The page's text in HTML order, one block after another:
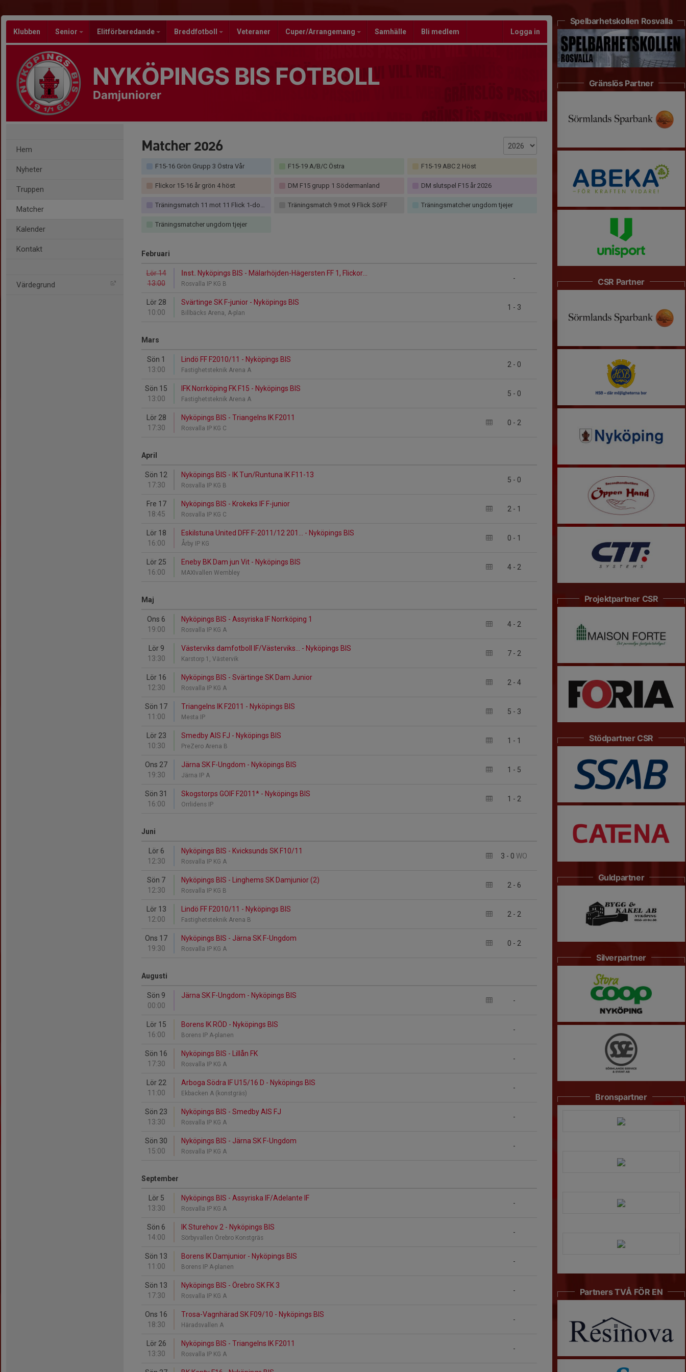
Klubben Senior Elitförberedande Breddfotboll Veteraner Cuper/Arrangemang Samhälle Bli medlem Logga in
NYKÖPINGS BIS FOTBOLL
Damjuniorer
Hem
Nyheter
Truppen
Matcher
Kalender
Kontakt
Värdegrund
Matcher 2026
F15-16 Grön Grupp 3 Östra Vår F15-19 A/B/C Östra F15-19 ABC 2 Höst
Flickor 15-16 år grön 4 höst DM F15 grupp 1 Södermanland DM slutspel F15 år 2026
Träningsmatch 11 mot 11 Flick 1-domare SöFF Träningsmatch 9 mot 9 Flick SöFF Träningsmatcher ungdom tjejer
Träningsmatcher ungdom tjejer
Februari
Lör 14
13:00
-
Inst. Nyköpings BIS - Mälarhöjden-Hägersten FF 1, Flickor...
Rosvalla IP KG B
Lör 28
10:00
1 - 3
Svärtinge SK F-junior - Nyköpings BIS
Billbäcks Arena, A-plan
Mars
Sön 1
13:00
2 - 0
Lindö FF F2010/11 - Nyköpings BIS
Fastighetsteknik Arena A
Sön 15
13:00
5 - 0
IFK Norrköping FK F15 - Nyköpings BIS
Fastighetsteknik Arena A
Lör 28
17:30
0 - 2
Nyköpings BIS - Triangelns IK F2011
Rosvalla IP KG C
April
Sön 12
17:30
5 - 0
Nyköpings BIS - IK Tun/Runtuna IK F11-13
Rosvalla IP KG B
Fre 17
18:45
2 - 1
Nyköpings BIS - Krokeks IF F-junior
Rosvalla IP KG C
Lör 18
16:00
0 - 1
Eskilstuna United DFF F-2011/12 201... - Nyköpings BIS
Årby IP KG
Lör 25
16:00
4 - 2
Eneby BK Dam jun Vit - Nyköpings BIS
MAXIvallen Wembley
Maj
Ons 6
19:00
4 - 2
Nyköpings BIS - Assyriska IF Norrköping 1
Rosvalla IP KG A
Lör 9
13:30
7 - 2
Västerviks damfotboll IF/Västerviks... - Nyköpings BIS
Karstorp 1, Västervik
Lör 16
12:30
2 - 4
Nyköpings BIS - Svärtinge SK Dam Junior
Rosvalla IP KG A
Sön 17
11:00
5 - 3
Triangelns IK F2011 - Nyköpings BIS
Mesta IP
Lör 23
10:30
1 - 1
Smedby AIS FJ - Nyköpings BIS
PreZero Arena B
Ons 27
19:30
1 - 5
Järna SK F-Ungdom - Nyköpings BIS
Järna IP A
Sön 31
16:00
1 - 2
Skogstorps GOIF F2011* - Nyköpings BIS
Orrlidens IP
Juni
Lör 6
12:30
3 - 0 WO
Nyköpings BIS - Kvicksunds SK F10/11
Rosvalla IP KG A
Sön 7
12:30
2 - 6
Nyköpings BIS - Linghems SK Damjunior (2)
Rosvalla IP KG B
Lör 13
12:00
2 - 2
Lindö FF F2010/11 - Nyköpings BIS
Fastighetsteknik Arena B
Ons 17
19:30
0 - 2
Nyköpings BIS - Järna SK F-Ungdom
Rosvalla IP KG A
Augusti
Sön 9
00:00
-
Järna SK F-Ungdom - Nyköpings BIS
Lör 15
16:00
-
Borens IK RÖD - Nyköpings BIS
Borens IP A-planen
Sön 16
17:30
-
Nyköpings BIS - Lillån FK
Rosvalla IP KG A
Lör 22
11:00
-
Arboga Södra IF U15/16 D - Nyköpings BIS
Ekbacken A (konstgräs)
Sön 23
13:30
-
Nyköpings BIS - Smedby AIS FJ
Rosvalla IP KG A
Sön 30
15:00
-
Nyköpings BIS - Järna SK F-Ungdom
Rosvalla IP KG A
September
Lör 5
13:30
-
Nyköpings BIS - Assyriska IF/Adelante IF
Rosvalla IP KG A
Sön 6
14:00
-
IK Sturehov 2 - Nyköpings BIS
Sörbyvallen Örebro Konstgräs
Sön 13
11:00
-
Borens IK Damjunior - Nyköpings BIS
Borens IP A-planen
Sön 13
17:30
-
Nyköpings BIS - Örebro SK FK 3
Rosvalla IP KG A
Ons 16
18:30
-
Trosa-Vagnhärad SK F09/10 - Nyköpings BIS
Häradsvallen A
Lör 26
13:30
-
Nyköpings BIS - Triangelns IK F2011
Rosvalla IP KG A
Spelbarhetskollen Rosvalla
Gränslös Partner
CSR Partner
Projektpartner CSR
Stödpartner CSR
Guldpartner
Silverpartner
Bronspartner
Partners TVÅ FÖR EN